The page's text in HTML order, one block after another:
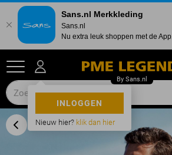
INLOGGEN
Nieuw hier? klik dan hier
Sans.nl Merkkleding
Sans.nl
Nu extra leuk shoppen met de App.